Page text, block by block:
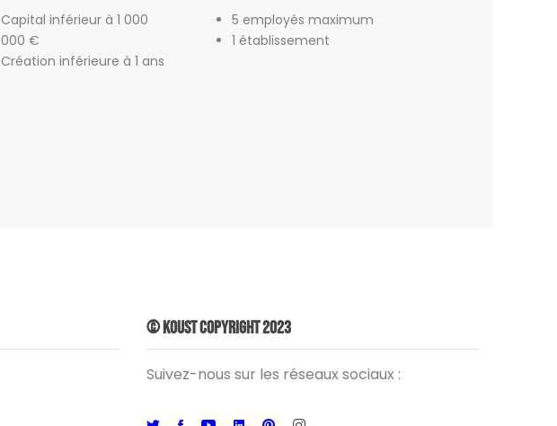
Capital inférieur à 1 000
000 €
Création inférieure à 1 ans
5 employés maximum
1 établissement
© Koust Copyright 2023
Suivez-nous sur les réseaux sociaux :